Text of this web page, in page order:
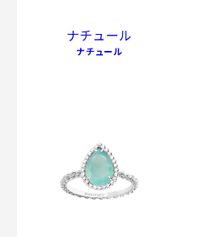
ナチュール
ナチュール